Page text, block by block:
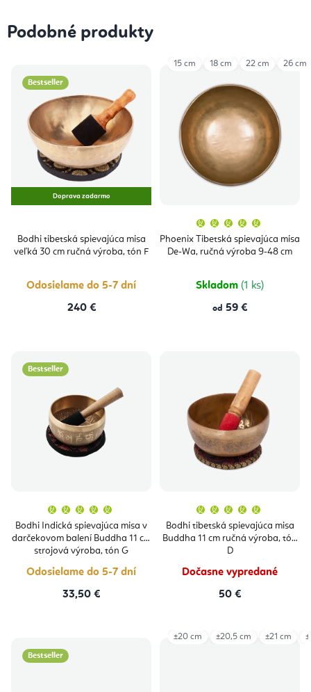
Podobné produkty
Bestseller
Doprava zadarmo
Bodhi tibetská spievajúca misa
veľká 30 cm ručná výroba, tón F
Odosielame do 5-7 dní
240 €
Phoenix Tibetská spievajúca misa
De-Wa, ručná výroba 9-48 cm
produktu
je
5,0
Skladom (1 ks)
od 59 €
15 cm 18 cm 22 cm 26 cm
Bestseller
Bodhi Indická spievajúca misa v
darčekovom balení Buddha 11 cm
strojová výroba, tón G
produktu
je
5,0
z
5
hviezdičiek.
Odosielame do 5-7 dní
33,50 €
Bodhi tibetská spievajúca misa
Buddha 11 cm ručná výroba, tón
D
produktu
je
5,0
Dočasne vypredané
50 €
Bestseller
±20 cm ±20,5 cm ±21 cm